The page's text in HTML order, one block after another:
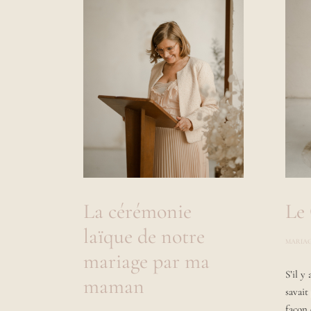
La cérémonie
laïque de notre
mariage par ma
maman
S’il y
savait